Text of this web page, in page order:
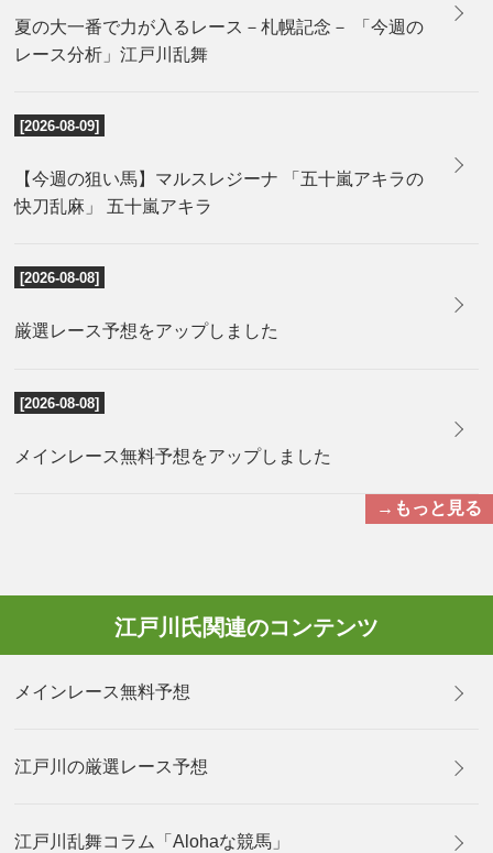
夏の大一番で力が入るレース－札幌記念－ 「今週の
レース分析」江戸川乱舞
[2026-08-09]
【今週の狙い馬】マルスレジーナ 「五十嵐アキラの
快刀乱麻」 五十嵐アキラ
[2026-08-08]
厳選レース予想をアップしました
[2026-08-08]
メインレース無料予想をアップしました
→もっと見る
江戸川氏関連のコンテンツ
メインレース無料予想
江戸川の厳選レース予想
江戸川乱舞コラム「Alohaな競馬」